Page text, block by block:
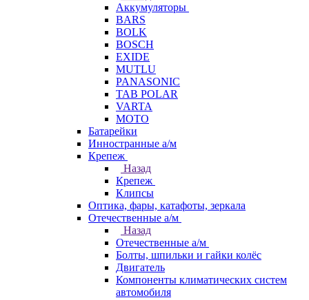
Аккумуляторы
BARS
BOLK
BOSCH
EXIDE
MUTLU
PANASONIC
TAB POLAR
VARTA
МОТО
Батарейки
Инностранные а/м
Крепеж
Назад
Крепеж
Клипсы
Оптика, фары, катафоты, зеркала
Отечественные а/м
Назад
Отечественные а/м
Болты, шпильки и гайки колёс
Двигатель
Компоненты климатических систем
автомобиля